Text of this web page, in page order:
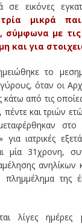
εικόνες
μικρά
σύμφωνα με
και για
το
όταν οι
κάτω από τις
πέντε και τριών
στο
για ιατρικές
μία 31χρονη,
πλημμέλημα της
λίγες